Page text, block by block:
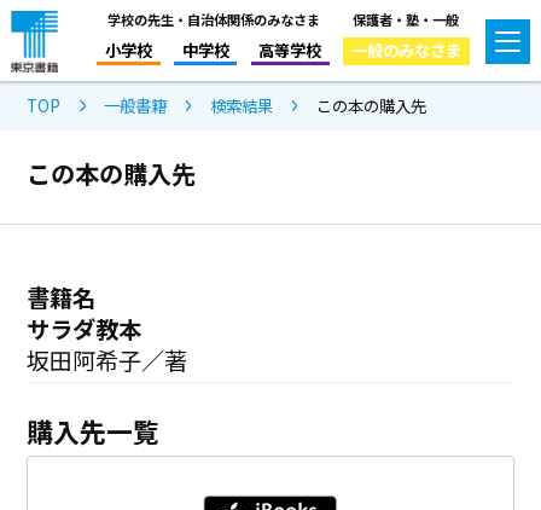
学校の先生・自治体関係のみなさま
小学校 中学校 高等学校
保護者・塾・一般
一般のみなさま
TOP 一般書籍 検索結果 この本の購入先
この本の購入先
書籍名
サラダ教本
坂田阿希子／著
購入先一覧